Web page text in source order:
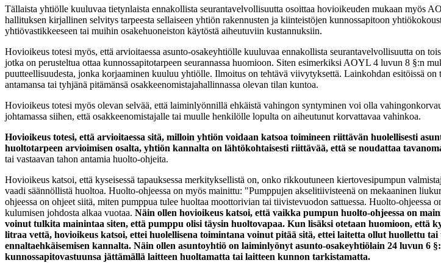
Tällaista yhtiölle kuuluvaa tietynlaista ennakollista seurantavelvollisuutta osoittaa hovioikeuden mukaan myös
hallituksen kirjallinen selvitys tarpeesta sellaiseen yhtiön rakennusten ja kiinteistöjen kunnossapitoon
yhtiövastikkeeseen tai muihin osakehuoneiston käytöstä aiheutuviin kustannuksiin.
Hovioikeus totesi myös, että arvioitaessa asunto-osakeyhtiölle kuuluvaa ennakollista seurantavelvollisuutta on
jotka on perusteltua ottaa kunnossapitotarpeen seurannassa huomioon. Siten esimerkiksi AOYL 4 luvun 8 §:n
puutteellisuudesta, jonka korjaaminen kuuluu yhtiölle. Ilmoitus on tehtävä viivytyksettä. Lainkohdan esitöissä
antamansa tai tyhjänä pitämänsä osakkeenomistajahallinnassa olevan tilan kuntoa.
Hovioikeus totesi myös olevan selvää, että laiminlyönnillä ehkäistä vahingon syntyminen voi olla
johtamassa siihen, että osakkeenomistajalle tai muulle henkilölle lopulta on aiheutunut korvattavaa vahinkoa.
Hovioikeus totesi, että arvioitaessa sitä, milloin yhtiön voidaan katsoa toimineen riittävän huolellisesti
huoltotarpeen arvioimisen osalta, yhtiön kannalta on lähtökohtaisesti riittävää, että se noudattaa
tai vastaavan tahon antamia huolto-ohjeita.
Hovioikeus katsoi, että kyseisessä tapauksessa merkityksellistä on, onko rikkoutuneen kiertovesipumpun
vaadi säännöllistä huoltoa. Huolto-ohjeessa on myös mainittu: "Pumppujen akselitiivisteenä on mekaaninen
ohjeessa on ohjeet siitä, miten pumppua tulee huoltaa moottorivian tai tiivistevuodon sattuessa. Huolto-
kulumisen johdosta alkaa vuotaa. Näin ollen hovioikeus katsoi, että vaikka pumpun huolto-ohjeessa on
voinut tulkita mainintaa siten, että pumppu olisi täysin huoltovapaa. Kun lisäksi otetaan huomioon, että
litraa vettä, hovioikeus katsoi, ettei huolellisena toimintana voinut pitää sitä, ettei laitetta ollut huollettu
ennaltaehkäisemisen kannalta. Näin ollen asuntoyhtiö on laiminlyönyt asunto-osakeyhtiölain 24 luvun
kunnossapitovastuunsa jättämällä laitteen huoltamatta tai laitteen kunnon tarkistamatta.